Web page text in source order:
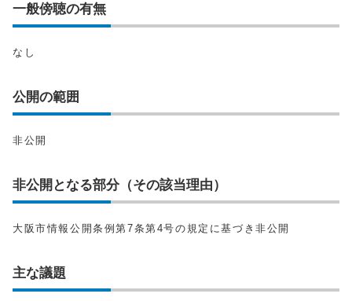
一般傍聴の有無
なし
公開の範囲
非公開
非公開となる部分（その該当理由）
大阪市情報公開条例第7条第4号の規定に基づき非公開
主な議題